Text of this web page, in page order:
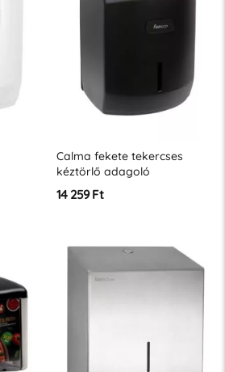
Calma fekete tekercses
kéztörlő adagoló
14 259 Ft